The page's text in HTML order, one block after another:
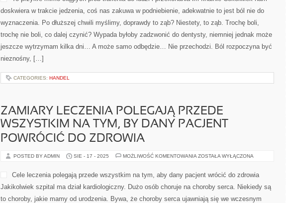
PRÓB
DO
ORAZ
IM
NARESZCIE
doskwiera w trakcie jedzenia, coś nas zakuwa w podniebienie, adekwatnie to jest ból nie do
wyznaczenia. Po dłuższej chwili myślimy, doprawdy to ząb? Niestety, to ząb. Trochę boli,
trochę nie boli, co dalej czynić? Wypada byłoby zadzwonić do dentysty, niemniej jednak może
jeszcze wytrzymam kilka dni… A może samo odbędzie… Nie przechodzi. Ból rozpoczyna być
nieznośny, […]
CATEGORIES: HANDEL
ZAMIARY LECZENIA POLEGAJĄ PRZEDE
WSZYSTKIM NA TYM, BY DANY PACJENT
POWRÓCIĆ DO ZDROWIA
POSTED BY ADMIN SIE - 17 - 2025 MOŻLIWOŚĆ KOMENTOWANIA ZAMIARY
PRZEDE
WSZYSTKIM
TYM,
DANY
ZOSTAŁA WYŁĄCZONA
Cele leczenia polegają przede wszystkim na tym, aby dany pacjent wrócić do zdrowia
Jakikolwiek szpital ma dział kardiologiczny. Dużo osób choruje na choroby serca. Niekiedy są
to choroby, jakie mamy od urodzenia. Bywa, że choroby serca ujawniają się we wczesnym